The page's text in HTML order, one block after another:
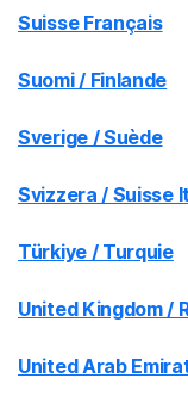
Suisse Français
Suomi / Finlande
Sverige / Suède
Svizzera / Suisse
Türkiye / Turquie
United Kingdom /
United Arab